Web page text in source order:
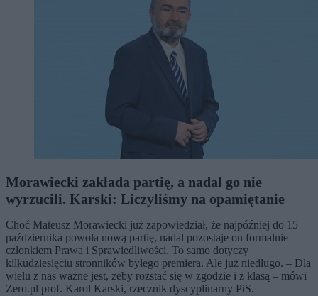
Morawiecki zakłada partię, a nadal go nie
wyrzucili. Karski: Liczyliśmy na opamiętanie
Choć Mateusz Morawiecki już zapowiedział, że najpóźniej do 15
października powoła nową partię, nadal pozostaje on formalnie
członkiem Prawa i Sprawiedliwości. To samo dotyczy
kilkudziesięciu stronników byłego premiera. Ale już niedługo. – Dla
wielu z nas ważne jest, żeby rozstać się w zgodzie i z klasą – mówi
Zero.pl prof. Karol Karski, rzecznik dyscyplinarny PiS.